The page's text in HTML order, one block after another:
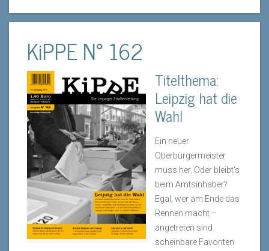
KiPPE N° 162
Titelthema:
Leipzig hat die
Wahl
Ein neuer
Oberbürgermeister
muss her. Oder bleibt‘s
beim Amtsinhaber?
Egal, wer am Ende das
Rennen macht –
angetreten sind
scheinbare Favoriten